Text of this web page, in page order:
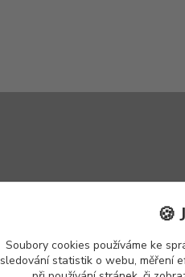
🍪
Soubory cookies používáme ke
sledování statistik o webu, měření